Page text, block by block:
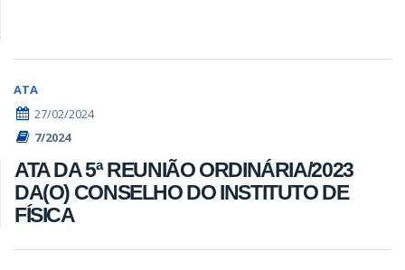
ATA
27/02/2024
7/2024
ATA DA 5ª REUNIÃO ORDINÁRIA/2023
DA(O) CONSELHO DO INSTITUTO DE
FÍSICA